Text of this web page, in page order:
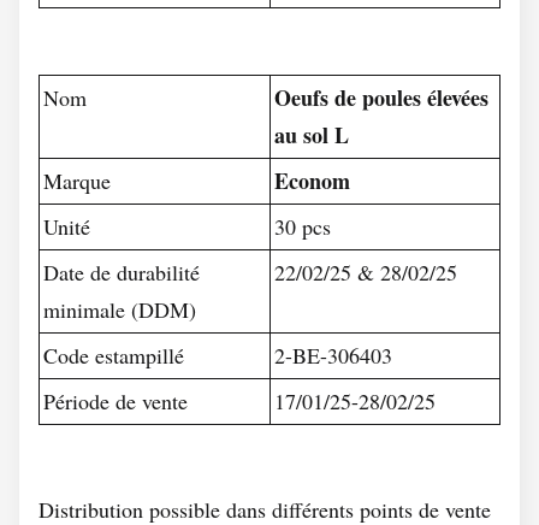
Nom
Oeufs de poules élevées
au sol L
Marque Econom
Unité
30 pcs
Date de durabilité
minimale (DDM)
22/02/25 & 28/02/25
Code estampillé
2-BE-306403
Période de vente
17/01/25-28/02/25
Distribution possible dans différents points de vente